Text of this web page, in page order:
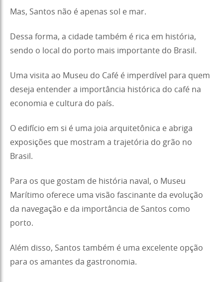
Mas, Santos não é apenas sol e mar.
Dessa forma, a cidade também é rica em história,
sendo o local do porto mais importante do Brasil.
Uma visita ao Museu do Café é imperdível para quem
deseja entender a importância histórica do café na
economia e cultura do país.
O edifício em si é uma joia arquitetônica e abriga
exposições que mostram a trajetória do grão no
Brasil.
Para os que gostam de história naval, o Museu
Marítimo oferece uma visão fascinante da evolução
da navegação e da importância de Santos como
porto.
Além disso, Santos também é uma excelente opção
para os amantes da gastronomia.